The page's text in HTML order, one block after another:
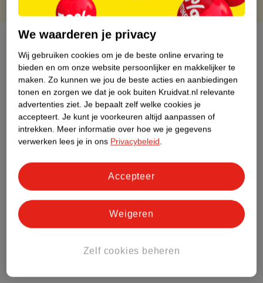
Over dit product
Productinformatie
Etiketinformatie
Nature Impact Score
Meer informatie
Bestel & Bezorginformatie
We waarderen je privacy
Wij gebruiken cookies om je de beste online ervaring te
bieden en om onze website persoonlijker en makkelijker te
maken. Zo kunnen we jou de beste acties en aanbiedingen
tonen en zorgen we dat je ook buiten Kruidvat.nl relevante
advertenties ziet. Je bepaalt zelf welke cookies je
accepteert. Je kunt je voorkeuren altijd aanpassen of
intrekken. Meer informatie over hoe we je gegevens
verwerken lees je in ons Privacybeleid.
Zelf cookies beheren
Weigeren
Accepteer